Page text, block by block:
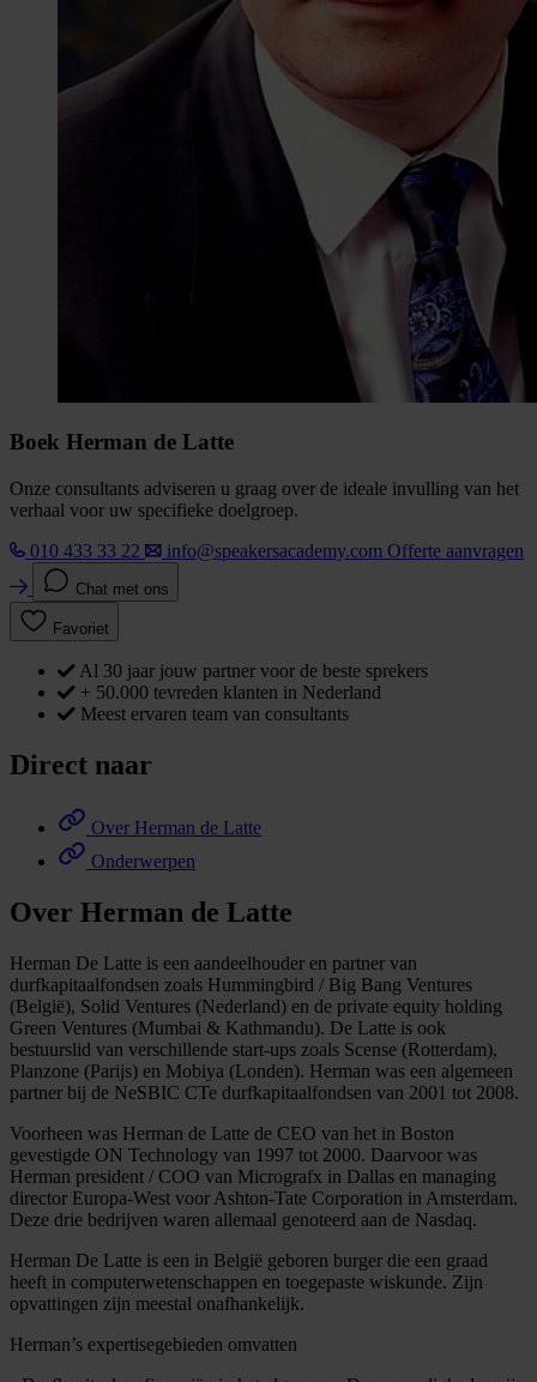
Boek Herman de Latte
Onze consultants adviseren u graag over de ideale invulling van het
verhaal voor uw specifieke doelgroep.
010 433 33 22
info@speakersacademy.com Offerte aanvragen
Chat met ons
Favoriet
Al 30 jaar jouw partner voor de beste sprekers
+ 50.000 tevreden klanten in Nederland
Meest ervaren team van consultants
Direct naar
Over Herman de Latte
Onderwerpen
Over Herman de Latte
Herman De Latte is een aandeelhouder en partner van
durfkapitaalfondsen zoals Hummingbird / Big Bang Ventures
(België), Solid Ventures (Nederland) en de private equity holding
Green Ventures (Mumbai & Kathmandu). De Latte is ook
bestuurslid van verschillende start-ups zoals Scense (Rotterdam),
Planzone (Parijs) en Mobiya (Londen). Herman was een algemeen
partner bij de NeSBIC CTe durfkapitaalfondsen van 2001 tot 2008.
Voorheen was Herman de Latte de CEO van het in Boston
gevestigde ON Technology van 1997 tot 2000. Daarvoor was
Herman president / COO van Micrografx in Dallas en managing
director Europa-West voor Ashton-Tate Corporation in Amsterdam.
Deze drie bedrijven waren allemaal genoteerd aan de Nasdaq.
Herman De Latte is een in België geboren burger die een graad
heeft in computerwetenschappen en toegepaste wiskunde. Zijn
opvattingen zijn meestal onafhankelijk.
Herman’s expertisegebieden omvatten